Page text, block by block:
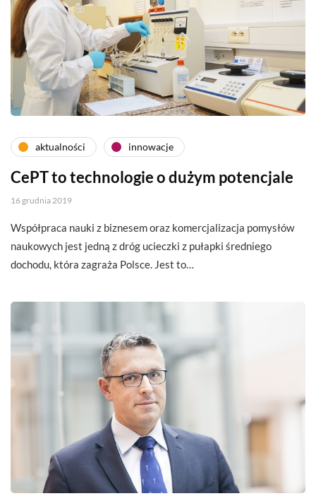
aktualności innowacje
CePT to technologie o dużym potencjale
16 grudnia 2019
Współpraca nauki z biznesem oraz komercjalizacja pomysłów
naukowych jest jedną z dróg ucieczki z pułapki średniego
dochodu, która zagraża Polsce. Jest to…